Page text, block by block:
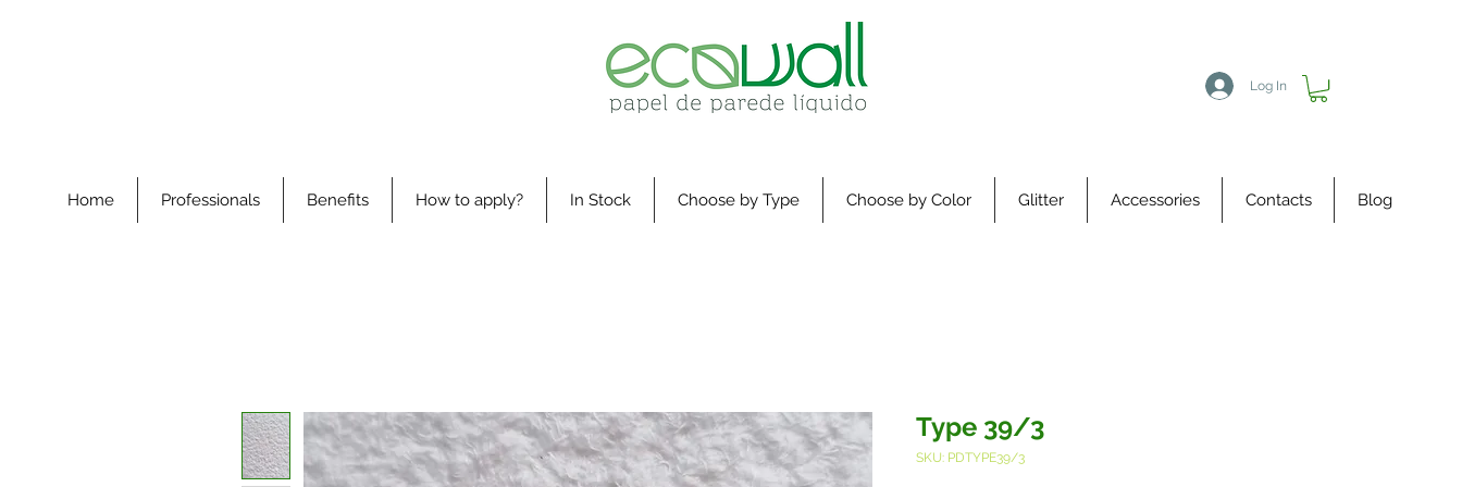
Log In
Home Professionals Benefits How to apply? In Stock Choose by Type Choose by Color Glitter Accessories Contacts Blog
Type 39/3
SKU: PDTYPE39/3